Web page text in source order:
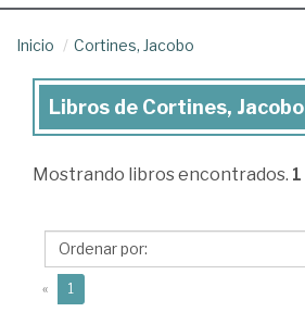
Inicio Cortines, Jacobo
Libros
Cortines,
Libros de Cortines, Jacobo
Mostrando libros encontrados. 1
« 1